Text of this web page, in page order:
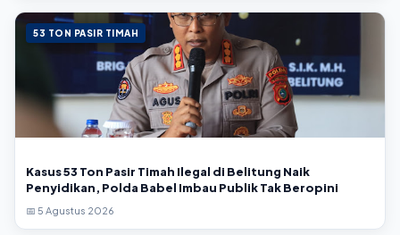
53 TON PASIR TIMAH
Kasus 53 Ton Pasir Timah Ilegal di Belitung Naik
Penyidikan, Polda Babel Imbau Publik Tak Beropini
📅 5 Agustus 2026